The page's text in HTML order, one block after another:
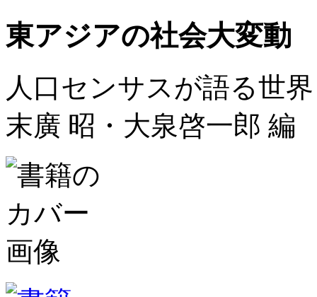
東アジアの社会大変動
人口センサスが語る世界
末廣 昭・大泉啓一郎 編